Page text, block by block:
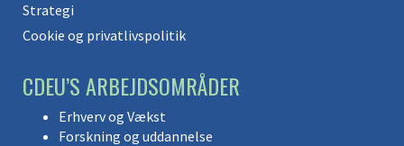
Strategi
Cookie og privatlivspolitik
CDEU’S ARBEJDSOMRÅDER
Erhverv og Vækst
Forskning og uddannelse